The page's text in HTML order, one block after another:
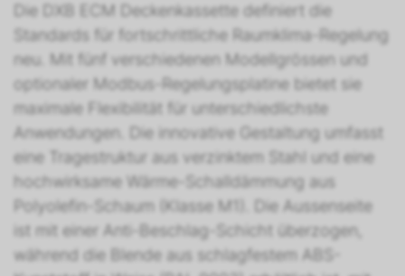
Die DXB ECM Deckenkassette definiert die
Standards für fortschrittliche Raumklima-Regelung
neu. Mit fünf verschiedenen Modellgrössen und
optionaler Modbus-Regelungsplatine bietet sie
maximale Flexibilität für unterschiedlichste
Anwendungen. Die innovative Gestaltung umfasst
eine Tragestruktur aus verzinktem Stahl und eine
hochwirksame Wärme-Schalldämmung aus
Polyolefin-Schaum (Klasse M1). Die Aussenseite
ist mit einer Anti-Beschlag-Schicht überzogen,
während die Blende aus schlagfestem ABS-